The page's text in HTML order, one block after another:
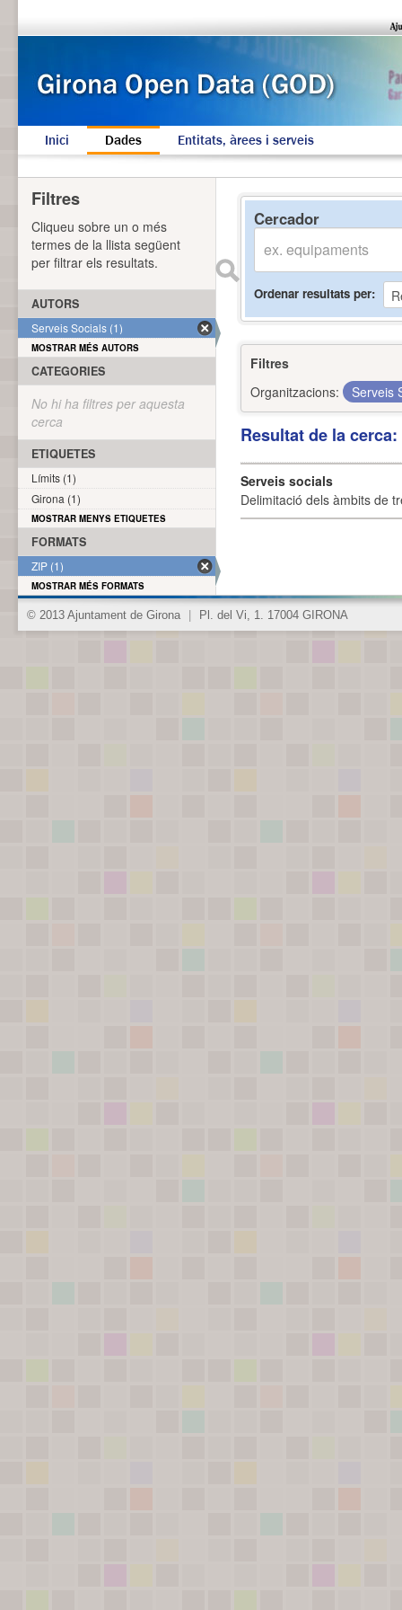
Inici Dades Entitats, àrees i serveis
Cercador
Ordenar resultats per
Filtres
Organitzacions:
Serveis
Resultat de la
Serveis socials
Delimitació dels àmbits de
Filtres
Cliqueu sobre un o més
termes de la llista següent
per filtrar els resultats.
AUTORS
Serveis Socials (1)
MOSTRAR MÉS AUTORS
CATEGORIES
No hi ha filtres per aquesta
cerca
ETIQUETES
Límits (1)
Girona (1)
MOSTRAR MENYS ETIQUETES
FORMATS
ZIP (1)
MOSTRAR MÉS FORMATS
© 2013 Ajuntament de Girona Pl. del Vi, 1. 17004 GIRONA